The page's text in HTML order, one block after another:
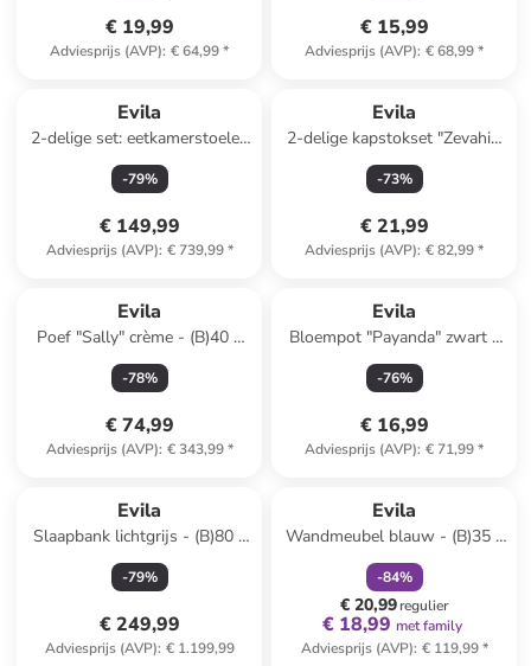
€ 19,99
Adviesprijs (AVP): € 64,99*
€ 15,99
Adviesprijs (AVP): € 68,99*
Evila
2-delige set: eetkamerstoelen
beige - (B)50 x (H)90 x (D)49
cm
-79%
€ 149,99
Adviesprijs (AVP): € 739,99*
Evila
2-delige kapstokset "Zevahir"
zwart - (B)20 x (H)70 x (D)2
cm
-73%
€ 21,99
Adviesprijs (AVP): € 82,99*
Evila
Poef "Sally" crème - (B)40 x
(H)42 x (D)42 cm
-78%
€ 74,99
Adviesprijs (AVP): € 343,99*
Evila
Bloempot "Payanda" zwart -
(H)40 x Ø 17 cm
-76%
€ 16,99
Adviesprijs (AVP): € 71,99*
Evila
Slaapbank lichtgrijs - (B)80 x
(D)50 cm
-79%
€ 249,99
Adviesprijs (AVP): € 1.199,99
Evila
Wandmeubel blauw - (B)35 x
(H)25 x (D)11 cm
-84%
€ 20,99regulier
€ 18,99 met family
Adviesprijs (AVP): € 119,99*